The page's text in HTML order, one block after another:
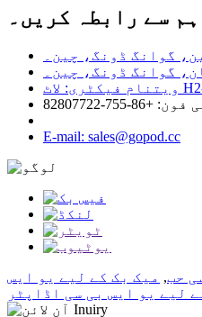
ہم سے رابطہ کریں۔
+86-755-82807722
E-mail: sales@gopod.cc
حب, میک بک کے لیے یو ایس
لیے یو ایس بی سی اڈاپٹر